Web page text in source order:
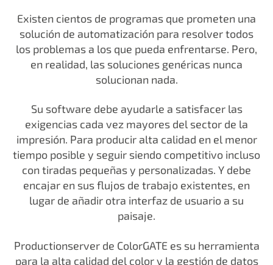
Existen cientos de programas que prometen una
solución de automatización para resolver todos
los problemas a los que pueda enfrentarse. Pero,
en realidad, las soluciones genéricas nunca
solucionan nada.
Su software debe ayudarle a satisfacer las
exigencias cada vez mayores del sector de la
impresión. Para producir alta calidad en el menor
tiempo posible y seguir siendo competitivo incluso
con tiradas pequeñas y personalizadas. Y debe
encajar en sus flujos de trabajo existentes, en
lugar de añadir otra interfaz de usuario a su
paisaje.
Productionserver de ColorGATE es su herramienta
para la alta calidad del color y la gestión de datos